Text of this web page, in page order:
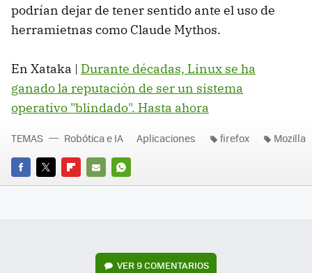
podrían dejar de tener sentido ante el uso de
herramietnas como Claude Mythos.
En Xataka | Durante décadas, Linux se ha
ganado la reputación de ser un sistema
operativo "blindado". Hasta ahora
FACEBOOK
TWITTERFLIPBOARD
E-
WHATSAPP
TEMAS Robótica e IA Aplicaciones firefox Mozilla
VER9 COMENTARIOS